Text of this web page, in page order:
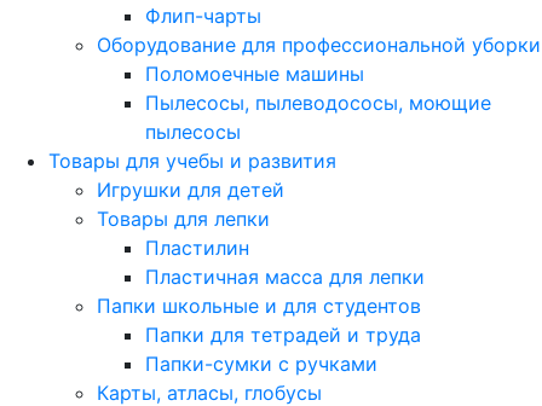
Флип-чарты
Оборудование для профессиональной уборки
Поломоечные машины
Пылесосы, пылеводососы, моющие
пылесосы
Товары для учебы и развития
Игрушки для детей
Товары для лепки
Пластилин
Пластичная масса для лепки
Папки школьные и для студентов
Папки для тетрадей и труда
Папки-сумки с ручками
Карты, атласы, глобусы